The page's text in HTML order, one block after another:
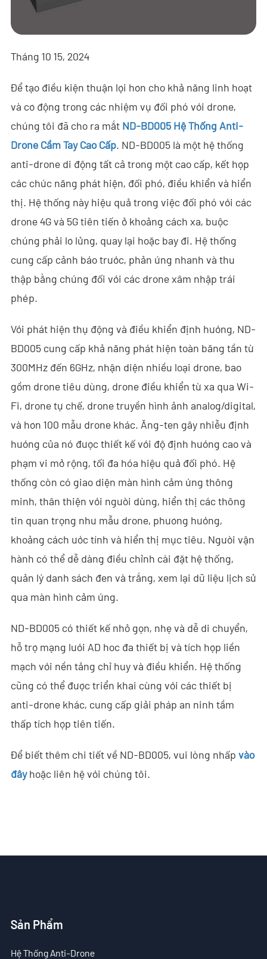
- - - ND-BR001 Ra-đa Phát Hiện Drone
- - - ND-BR014 Ra-đa Phát Hiện Drone
- - - ND-BR022 Ra-đa Phát Hiện Drone
- - Thiết Bị Gây Nhiễu Anti-Drone
- - - ND-BD002 Thiết Bị Gây Nhiễu Anti-Drone Định Hướng
- - - ND-BD008 Thiết Bị Gây Nhiễu Anti-Drone Định Hướng
- - - ND-BD018 Thiết Bị Gây Nhiễu Anti-Drone Định Hướng
Toàn Băng
- - - ND-BO004 Thiết Bị Gây Nhiễu Anti-Drone Đa Hướng
- - Camera Anti-Drone
- - - ND-BC011 Camera Theo Dõi Anti-Drone
- - - ND-BR002 Máy Dò RF Anti-Drone
- - - ND-BR016 Máy Dò RF Anti-Drone Toàn Băng
- - - ND-BR019 Máy Dò RF Anti-Drone Cầm Tay
- - Hệ Thống Giả Mạo GPS
- - - ND-BG002 Thiết Bị Gây Nhiễu Giả Mạo GPS
- - ND-SV003 Hệ Thống Ra-đa Xuyên Tường
- - ND-SV004 Hệ Thống Ra-đa Xuyên Tường Di Động
- - ND-SV007 Hệ Thống Ra-đa Xuyên Tường 2D Cầm Tay
- - ND-SV009 Hệ Thống Ra-đa 3D Nhìn Xuyên Tường Di Động
- Robot An Ninh Thông Minh
- - ND-IR001 Chó Robot Thông Minh
- - ND-IR002 Robot Chữa Cháy Di Động
- - ND-IR003 Robot Xử Lý Vật Liệu Nổ
- - ND-UR002 Phương Tiện Điều Khiển Từ Xa
Tháng 10 15, 2024
Để tạo điều kiện thuận lợi hơn cho khả năng linh hoạt
và cơ động trong các nhiệm vụ đối phó với drone,
chúng tôi đã cho ra mắt ND-BD005 Hệ Thống Anti-
Drone Cầm Tay Cao Cấp. ND-BD005 là một hệ thống
anti-drone di động tất cả trong một cao cấp, kết hợp
các chức năng phát hiện, đối phó, điều khiển và hiển
thị. Hệ thống này hiệu quả trong việc đối phó với các
drone 4G và 5G tiên tiến ở khoảng cách xa, buộc
chúng phải lơ lửng, quay lại hoặc bay đi. Hệ thống
cung cấp cảnh báo trước, phản ứng nhanh và thu
thập bằng chứng đối với các drone xâm nhập trái
phép.
Với phát hiện thụ động và điều khiển định hướng, ND-
BD005 cung cấp khả năng phát hiện toàn băng tần từ
300MHz đến 6GHz, nhận diện nhiều loại drone, bao
gồm drone tiêu dùng, drone điều khiển từ xa qua Wi-
Fi, drone tự chế, drone truyền hình ảnh analog/digital,
và hơn 100 mẫu drone khác. Ăng-ten gây nhiễu định
hướng của nó được thiết kế với độ định hướng cao và
phạm vi mở rộng, tối đa hóa hiệu quả đối phó. Hệ
thống còn có giao diện màn hình cảm ứng thông
minh, thân thiện với người dùng, hiển thị các thông
tin quan trọng như mẫu drone, phương hướng,
khoảng cách ước tính và hiển thị mục tiêu. Người vận
hành có thể dễ dàng điều chỉnh cài đặt hệ thống,
quản lý danh sách đen và trắng, xem lại dữ liệu lịch sử
qua màn hình cảm ứng.
ND-BD005 có thiết kế nhỏ gọn, nhẹ và dễ di chuyển,
hỗ trợ mạng lưới AD hoc đa thiết bị và tích hợp liền
mạch với nền tảng chỉ huy và điều khiển. Hệ thống
cũng có thể được triển khai cùng với các thiết bị
anti-drone khác, cung cấp giải pháp an ninh tầm
thấp tích hợp tiên tiến.
Để biết thêm chi tiết về ND-BD005, vui lòng nhấp vào
đâyhoặc liên hệ với chúng tôi.
Sản Phẩm
Hệ Thống Anti-Drone